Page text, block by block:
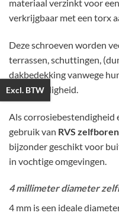
materiaal verzinkt voor
verkrijgbaar met een torx
Deze schroeven worden
terrassen, schuttingen,
dakbedekking vanwege
en veelzijdigheid.
Als
gebruik van RVS
bijzonder geschikt voor
in vochtige omgevingen.
4 millimeter diameter
4 mm is een ideale
Excl. BTW